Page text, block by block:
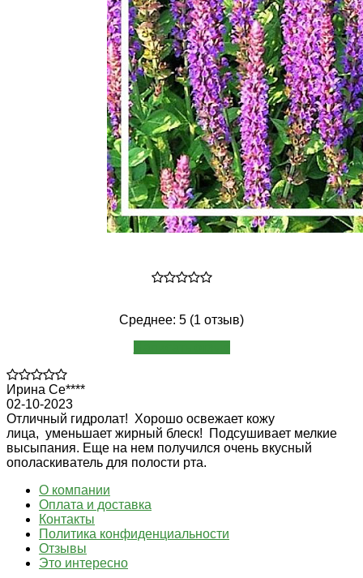
Среднее: 5 (1 отзыв)
Ирина Се****
02-10-2023
Отличный гидролат! Хорошо освежает кожу
лица, уменьшает жирный блеск! Подсушивает мелкие
высыпания. Еще на нем получился очень вкусный
ополаскиватель для полости рта.
О компании
Оплата и доставка
Контакты
Политика конфиденциальности
Отзывы
Это интересно